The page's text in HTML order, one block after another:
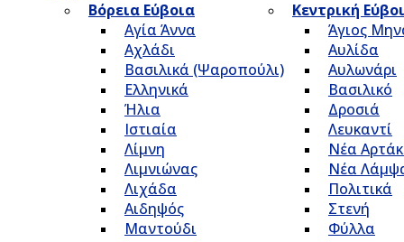
Βόρεια Εύβοια
Αγία Άννα
Αχλάδι
Βασιλικά (Ψαροπούλι)
Ελληνικά
Ήλια
Ιστιαία
Λίμνη
Λιμνιώνας
Λιχάδα
Αιδηψός
Μαντούδι
Κεντρική
Άγιος
Αυλίδα
Αυλωνάρι
Βασιλικό
Δροσιά
Λευκαντί
Νέα
Νέα
Πολιτικά
Στενή
Φύλλα